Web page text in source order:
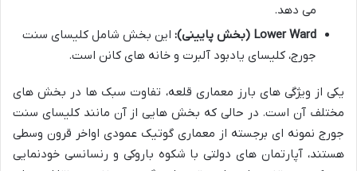
می دهد.
Lower Ward (بخش پایینی):
این بخش شامل کلیسای سنت
جورج، کلیسای یادبود آلبرت و خانه های کانن است.
یکی از ویژگی های بارز معماری قلعه، تفاوت سبک ها در بخش های
مختلف آن است. در حالی که بخش هایی از آن مانند کلیسای سنت
جورج نمونه ای برجسته از معماری گوتیک عمودی اواخر قرون وسطی
هستند، آپارتمان های دولتی با شکوه باروکی و رنسانسی خودنمایی